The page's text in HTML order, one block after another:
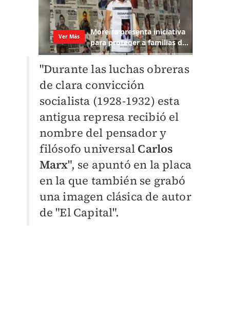
"Durante las luchas obreras
de clara convicción
socialista (1928-1932) esta
antigua represa recibió el
nombre del pensador y
filósofo universal Carlos
Marx", se apuntó en la placa
en la que también se grabó
una imagen clásica de autor
de "El Capital".